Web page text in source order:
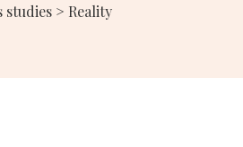
studies > Reality